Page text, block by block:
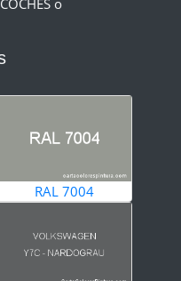
o
RAL 7004